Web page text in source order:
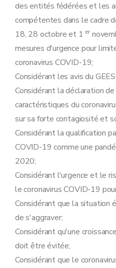
des entités fédérées et les
compétentes dans le cadre
18, 28 octobre et 1 er
mesures d'urgence pour
coronavirus COVID-19;
Considérant les avis du
Considérant la déclaration
caractéristiques du
sur sa forte contagiosité et
Considérant la qualification
COVID-19 comme une
2020;
Considérant l'urgence et le
le coronavirus COVID-19
Considérant que la situation
de s'aggraver;
Considérant qu'une
doit être évitée;
Considérant que le